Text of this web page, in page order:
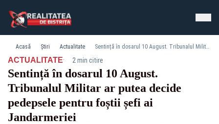
Acasă Știri Actualitate Sentință în dosarul 10 August. Tribunalul Militar ar putea decide pedepsele pentru foștii șefi ai Jandarmeriei
ACTUALITATE· 2 min citire
Sentință în dosarul 10 August.
Tribunalul Militar ar putea decide
pedepsele pentru foștii șefi ai
Jandarmeriei